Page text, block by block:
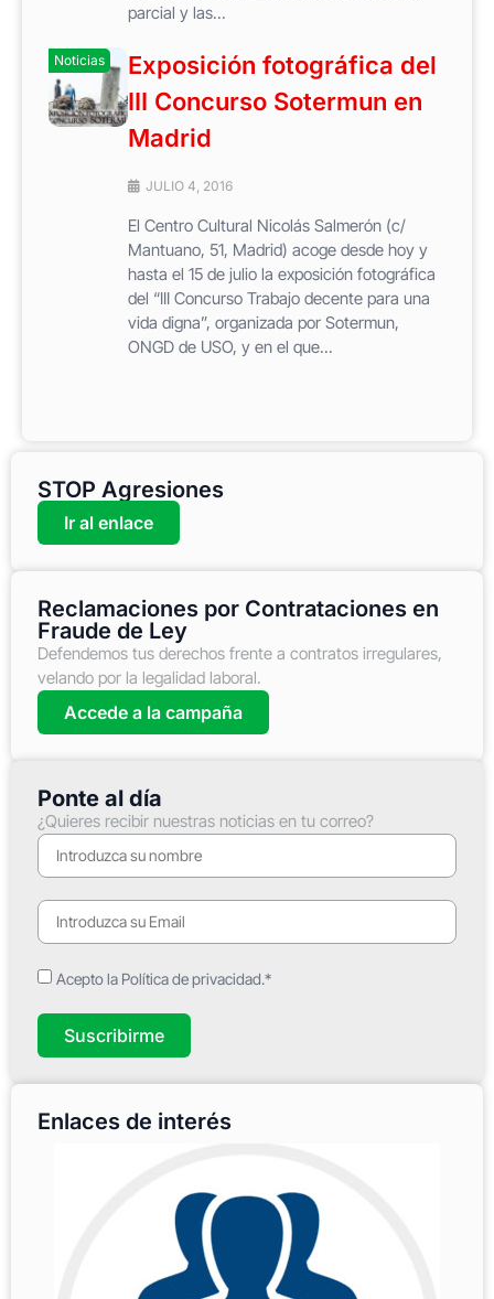
parcial y las...
Noticias
Exposición fotográfica del
III Concurso Sotermun en
Madrid
JULIO 4, 2016
El Centro Cultural Nicolás Salmerón (c/
Mantuano, 51, Madrid) acoge desde hoy y
hasta el 15 de julio la exposición fotográfica
del “III Concurso Trabajo decente para una
vida digna”, organizada por Sotermun,
ONGD de USO, y en el que...
STOP Agresiones
Ir al enlace
Reclamaciones por Contrataciones en
Fraude de Ley
Defendemos tus derechos frente a contratos irregulares,
velando por la legalidad laboral.
Accede a la campaña
Ponte al día
¿Quieres recibir nuestras noticias en tu correo?
Acepto la Política de privacidad.*
Suscribirme
Enlaces de interés